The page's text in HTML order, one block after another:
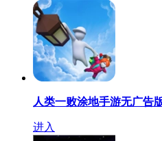
人类一败涂地手游无广告
进入